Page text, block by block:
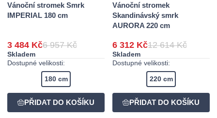
Vánoční stromek Smrk
IMPERIAL 180 cm
3 484 Kč6 957 Kč
Skladem
Dostupné velikosti:
180 cm
Vánoční stromek
Skandinávský smrk
AURORA 220 cm
6 312 Kč12 614 Kč
Skladem
Dostupné velikosti:
220 cm